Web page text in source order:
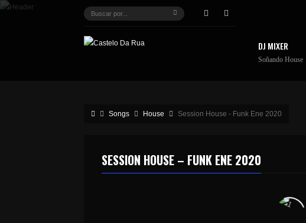
DJ MIXER
Soñando House
Songs House Session House - Funk Ene 2020
SESSION HOUSE – FUNK ENE 2020